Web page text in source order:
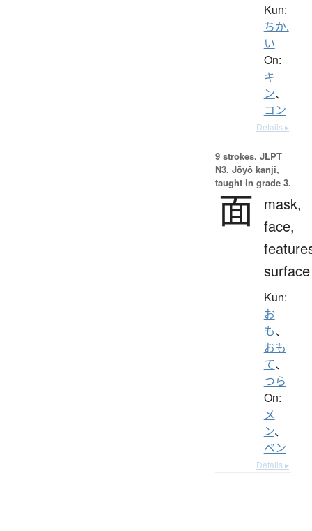
Kun:
ちか.
い
On:
キ
ン、
コン
Details ▸
9 strokes. JLPT
N3. Jōyō kanji,
taught in grade 3.
面
mask,
face,
surface
Kun:
お
も、
おも
て、
つら
On:
メ
ン、
ベン
Details ▸